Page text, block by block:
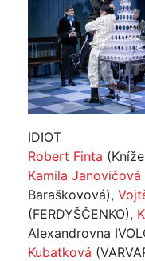
IDIOT
Robert Finta
Kamila Janovičová
Baraškovová),
(FERDYŠČENKO),
Alexandrovna
Kubatková